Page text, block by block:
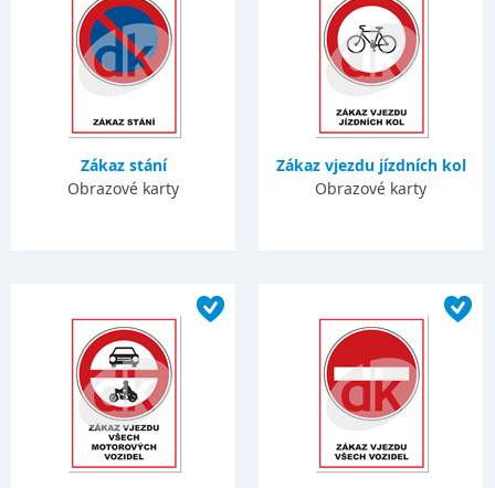
Zákaz stání
Obrazové karty
Zákaz vjezdu jízdních kol
Obrazové karty